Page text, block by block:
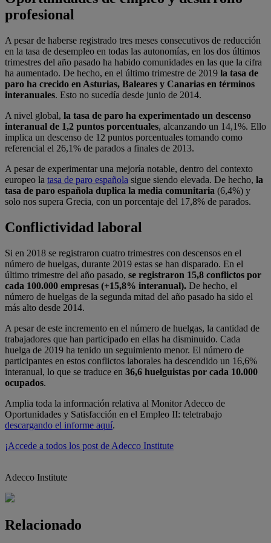
profesional
A pesar de haberse registrado tres meses consecutivos de reducción
en la tasa de desempleo en todas las autonomías, en los dos últimos
trimestres del año pasado ha habido comunidades en las que la cifra
ha aumentado. De hecho, en el último trimestre de 2019 la tasa de
paro ha crecido en Asturias, Baleares y Canarias en términos
interanuales. Esto no sucedía desde junio de 2014.
A nivel global, la tasa de paro ha experimentado un descenso
interanual de 1,2 puntos porcentuales, alcanzando un 14,1%. Ello
implica un descenso de 12 puntos porcentuales tomando como
referencial el 26,1% de parados a finales de 2013.
A pesar de experimentar una mejoría notable, dentro del contexto
europeo la tasa de paro española sigue siendo elevada. De hecho, la
tasa de paro española duplica la media comunitaria (6,4%) y
solo nos supera Grecia, con un porcentaje del 17,8% de parados.
Conflictividad laboral
Si en 2018 se registraron cuatro trimestres con descensos en el
número de huelgas, durante 2019 estas se han disparado. En el
último trimestre del año pasado, se registraron 15,8 conflictos por
cada 100.000 empresas (+15,8% interanual). De hecho, el
número de huelgas de la segunda mitad del año pasado ha sido el
más alto desde 2014.
A pesar de este incremento en el número de huelgas, la cantidad de
trabajadores que han participado en ellas ha disminuido. Cada
huelga de 2019 ha tenido un seguimiento menor. El número de
participantes en estos conflictos laborales ha descendido un 16,6%
interanual, lo que se traduce en 36,6 huelguistas por cada 10.000
ocupados.
Amplia toda la información relativa al Monitor Adecco de
Oportunidades y Satisfacción en el Empleo II: teletrabajo
descargando el informe aquí.
¡Accede a todos los post de Adecco Institute
Adecco Institute
Relacionado